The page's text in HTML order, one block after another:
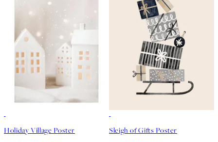
Holiday Village Poster Sleigh of Gifts Poster